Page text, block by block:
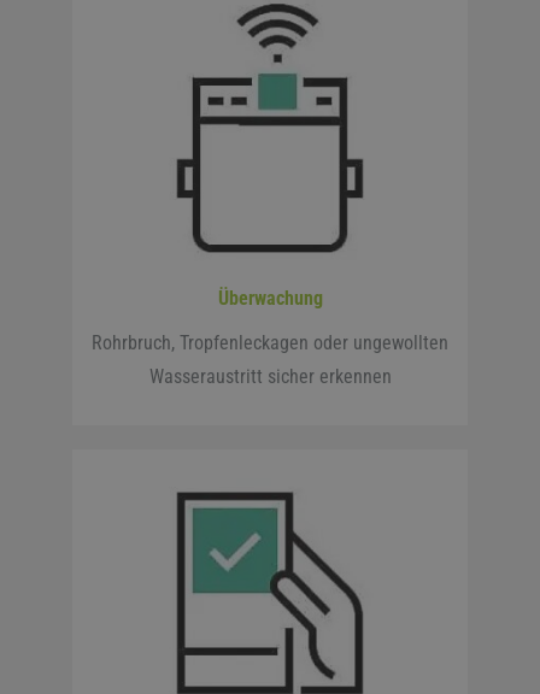
Überwachung
Rohrbruch, Tropfenleckagen oder ungewollten
Wasseraustritt sicher erkennen